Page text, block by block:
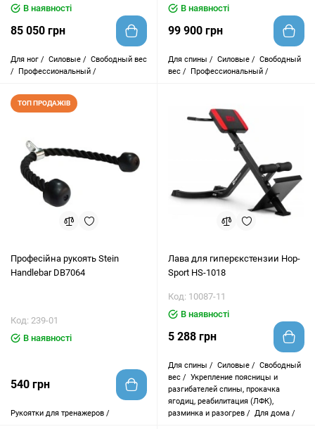
В наявності
85 050 грн
Для ног / Силовые / Свободный вес
/
Профессиональный /
В наявності
99 900 грн
Для спины / Силовые / Свободный
вес /
Профессиональный /
ТОП ПРОДАЖІВ
Професійна рукоять Stein
Handlebar DB7064
Код: 239-01
В наявності
540 грн
Рукоятки для тренажеров /
Лава для гиперєкстензии Hop-
Sport HS-1018
Код: 10087-11
В наявності
5 288 грн
Для спины / Силовые / Свободный
вес / Укрепление поясницы и
разгибателей спины, прокачка
ягодиц, реабилитация (ЛФК),
разминка и разогрев / Для дома /